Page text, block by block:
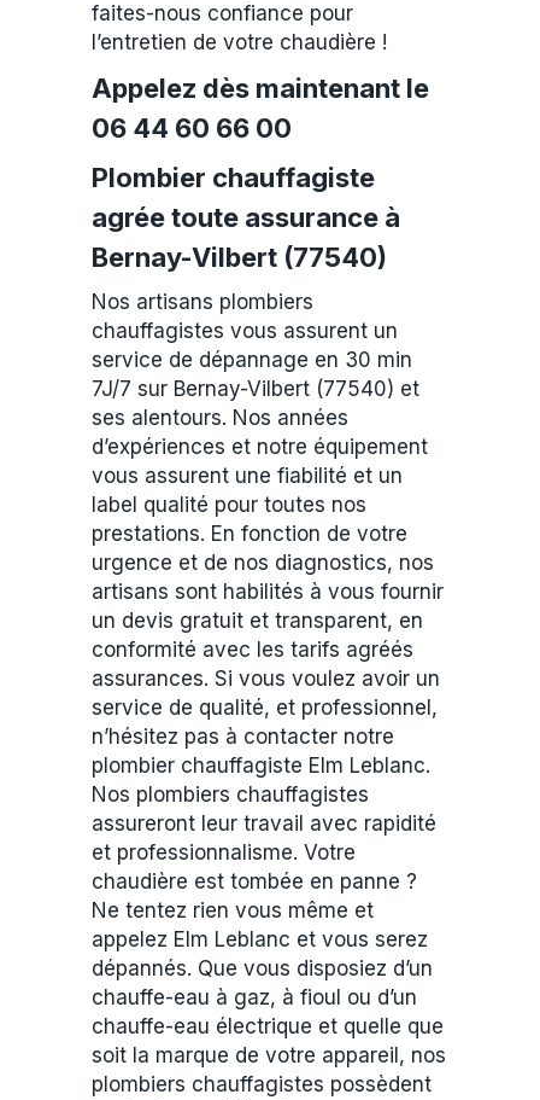
faites-nous confiance pour
l’entretien de votre chaudière !
Appelez dès maintenant le
06 44 60 66 00
Plombier chauffagiste
agrée toute assurance à
Bernay-Vilbert (77540)
Nos artisans plombiers
chauffagistes vous assurent un
service de dépannage en 30 min
7J/7 sur Bernay-Vilbert (77540) et
ses alentours. Nos années
d’expériences et notre équipement
vous assurent une fiabilité et un
label qualité pour toutes nos
prestations. En fonction de votre
urgence et de nos diagnostics, nos
artisans sont habilités à vous fournir
un devis gratuit et transparent, en
conformité avec les tarifs agréés
assurances. Si vous voulez avoir un
service de qualité, et professionnel,
n’hésitez pas à contacter notre
plombier chauffagiste Elm Leblanc.
Nos plombiers chauffagistes
assureront leur travail avec rapidité
et professionnalisme. Votre
chaudière est tombée en panne ?
Ne tentez rien vous même et
appelez Elm Leblanc et vous serez
dépannés. Que vous disposiez d’un
chauffe-eau à gaz, à fioul ou d’un
chauffe-eau électrique et quelle que
soit la marque de votre appareil, nos
plombiers chauffagistes possèdent